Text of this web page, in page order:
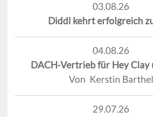
03.08.26
Diddl kehrt erfolgreich
04.08.26
DACH-Vertrieb für Hey Clay
Von Kerstin Barthel
29.07.26